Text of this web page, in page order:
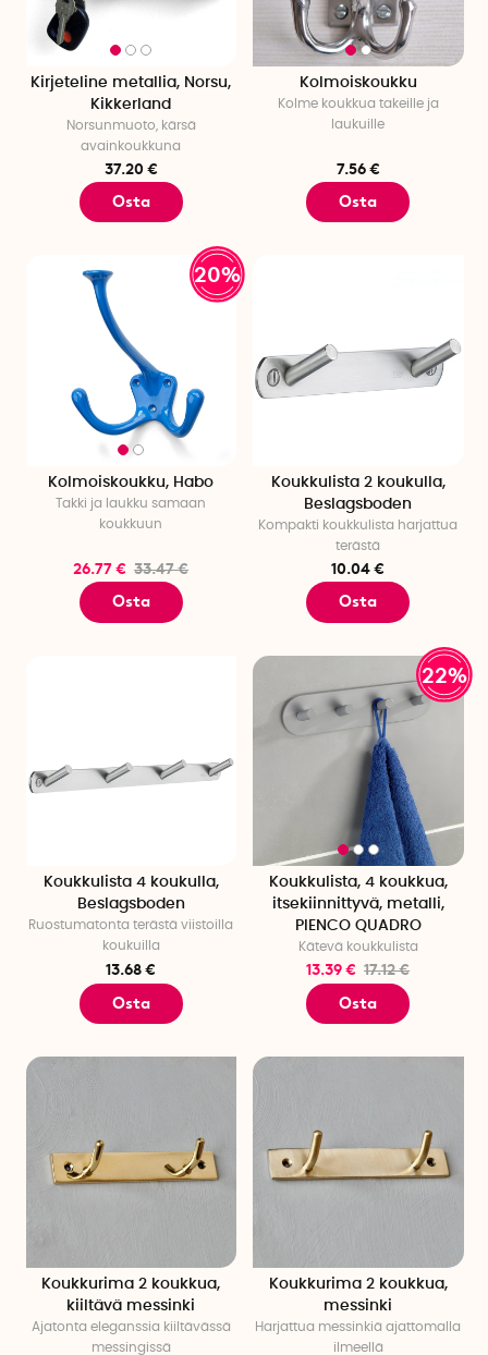
Kirjeteline metallia, Norsu,
Kikkerland
Norsunmuoto, kärsä
avainkoukkuna
37.20 €
Osta
Kolmoiskoukku
Kolme koukkua takeille ja
laukuille
7.56 €
Osta
20%
Kolmoiskoukku, Habo
Takki ja laukku samaan
koukkuun
26.77 € 33.47 €
Osta
Koukkulista 2 koukulla,
Beslagsboden
Kompakti koukkulista harjattua
terästä
10.04 €
Osta
Koukkulista 4 koukulla,
Beslagsboden
Ruostumatonta terästä viistoilla
koukuilla
13.68 €
Osta
22%
Koukkulista, 4 koukkua,
itsekiinnittyvä, metalli,
PIENCO QUADRO
Kätevä koukkulista
13.39 € 17.12 €
Osta
Koukkurima 2 koukkua,
kiiltävä messinki
Ajatonta eleganssia kiiltävässä
messingissä
Koukkurima 2 koukkua,
messinki
Harjattua messinkiä ajattomalla
ilmeellä